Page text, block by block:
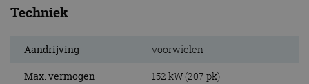
Techniek
Aandrijving voorwielen
Max. vermogen 152 kW (207 pk)